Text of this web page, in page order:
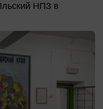
НПЗ в